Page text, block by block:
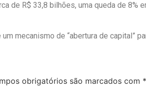
de R$ 33,8 bilhões, uma queda de
mecanismo de “abertura de capital”
obrigatórios são marcados com *